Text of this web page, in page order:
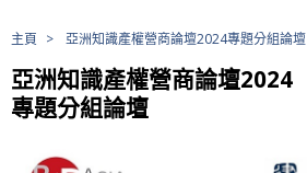
主頁 > 亞洲知識產權營商論壇2024專題分組論壇
亞洲知識產權營商論壇2024
專題分組論壇